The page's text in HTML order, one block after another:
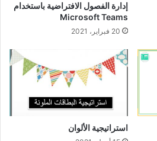
إدارة الفصول الافتراضية باستخدام
Microsoft Teams
20 فبراير، 2021
استراتيجية الألوان